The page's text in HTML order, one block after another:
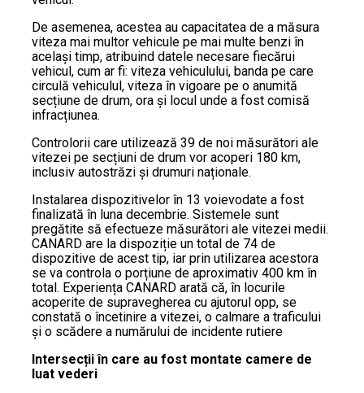
De asemenea, acestea au capacitatea de a măsura
viteza mai multor vehicule pe mai multe benzi în
același timp, atribuind datele necesare fiecărui
vehicul, cum ar fi: viteza vehiculului, banda pe care
circulă vehiculul, viteza în vigoare pe o anumită
secțiune de drum, ora și locul unde a fost comisă
infracțiunea.
Controlorii care utilizează 39 de noi măsurători ale
vitezei pe secțiuni de drum vor acoperi 180 km,
inclusiv autostrăzi și drumuri naționale.
Instalarea dispozitivelor în 13 voievodate a fost
finalizată în luna decembrie. Sistemele sunt
pregătite să efectueze măsurători ale vitezei medii.
CANARD are la dispoziție un total de 74 de
dispozitive de acest tip, iar prin utilizarea acestora
se va controla o porțiune de aproximativ 400 km în
total. Experiența CANARD arată că, în locurile
acoperite de supravegherea cu ajutorul opp, se
constată o încetinire a vitezei, o calmare a traficului
și o scădere a numărului de incidente rutiere
Intersecții în care au fost montate camere de
luat vederi